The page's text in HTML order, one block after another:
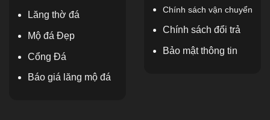
Lăng thờ đá
Mộ đá Đẹp
Cổng Đá
Báo giá lăng mộ đá
Chính sách vận chuyển
Chính sách đổi trả
Bảo mật thông tin